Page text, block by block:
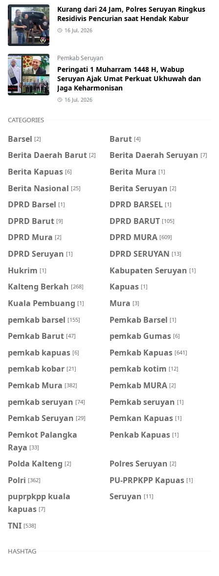
Kurang dari 24 Jam, Polres Seruyan Ringkus
Residivis Pencurian saat Hendak Kabur
16 Jul, 2026
Pemkab Seruyan
Peringati 1 Muharram 1448 H, Wabup
Seruyan Ajak Umat Perkuat Ukhuwah dan
Jaga Keharmonisan
16 Jul, 2026
CATEGORIES
Barsel [2] Barut [4]
Berita Daerah Barut [2] Berita Daerah Seruyan [7]
Berita Kapuas [6] Berita Mura [1]
Berita Nasional [25] Berita Seruyan [2]
DPRD Barsel [1] DPRD BARSEL [1]
DPRD Barut [9] DPRD BARUT [105]
DPRD Mura [2] DPRD MURA [609]
DPRD Seruyan [1] DPRD SERUYAN [13]
Hukrim [1] Kabupaten Seruyan [1]
Kalteng Berkah [268] Kapuas [1]
Kuala Pembuang [1] Mura [3]
pemkab barsel [155] Pemkab Barsel [1]
Pemkab Barut [47] pemkab Gumas [6]
pemkab kapuas [6] Pemkab Kapuas [641]
pemkab kobar [21] pemkab kotim [12]
Pemkab Mura [382] Pemkab MURA [2]
pemkab seruyan [74] Pemkab seruyan [1]
Pemkab Seruyan [29] Pemkan Kapuas [1]
Pemkot Palangka
Raya [33]
Penkab Kapuas [1]
Polda Kalteng [2] Polres Seruyan [2]
Polri [362] PU-PRPKPP Kapuas [1]
puprpkpp kuala
kapuas [7]
Seruyan [11]
TNI [538]
HASHTAG